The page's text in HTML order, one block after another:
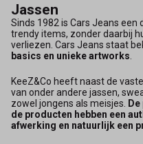
Jassen
Sinds 1982 is Cars Jeans
trendy items, zonder daarbij
verliezen. Cars Jeans staat
basics en unieke artworks
KeeZ&Co heeft naast de
van onder andere jassen,
zowel jongens als meisjes.
de producten hebben een
afwerking en natuurlijk een